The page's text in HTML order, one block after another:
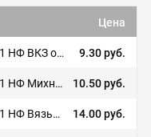
Цена
Кирпич строительный одинарный 1 НФ ВКЗ облицовочный кирпич 9.30 руб.
Кирпич строительный одинарный 1 НФ Михневская керамика 10.50 руб.
Кирпич строительный одинарный 1 НФ Вязьма 14.00 руб.